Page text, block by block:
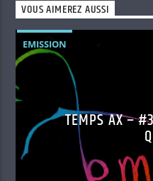
VOUS AIMEREZ AUSSI
EMISSION
TEMPS AX –